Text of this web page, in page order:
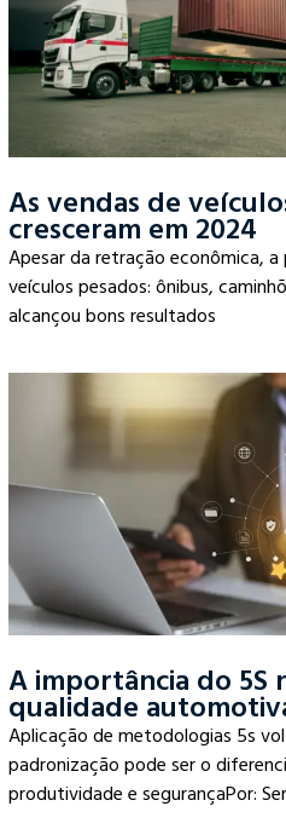
As vendas de
cresceram em 2024
Apesar da retração econômica,
veículos pesados: ônibus,
alcançou bons resultados
A importância do 5S
qualidade
Aplicação de metodologias 5s
padronização pode ser o
produtividade e segurançaPor: